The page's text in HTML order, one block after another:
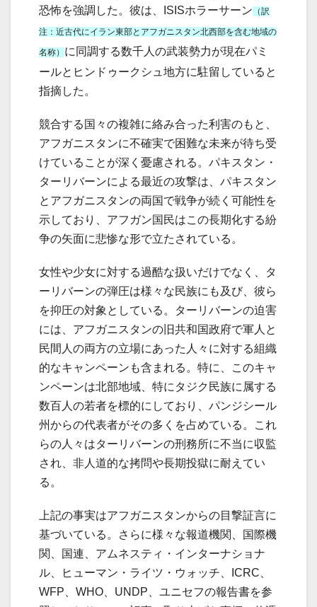
恐怖を強調した。彼は、ISISホラーサーン （訳
注：近古代にイラン東部とアフガニスタン北西部を含む地域の
名称） に同調する数千人の武装勢力が現在パミ
ールとヒンドゥークシュ地方に駐留していると
指摘した。
競合する国々の複雑に絡み合った利害のもと、
アフガニスタンに不確実で困難な未来が待ち受
けていることが深く憂慮される。パキスタン・
ターリバーンによる最近の攻撃は、パキスタン
とアフガニスタンの両国で戦争が続く可能性を
示しており、アフガン国民はこの長期化する紛
争の矢面に悲惨な形で立たされている。
女性や少女に対する過酷な扱いだけでなく、タ
ーリバーンの弾圧は様々な民族にも及び、彼ら
を抑圧の対象としている。ターリバーンの迫害
には、アフガニスタンの旧共和国政府で軍人と
民間人の両方の立場にあった人々に対する組織
的なキャンペーンも含まれる。特に、このキャ
ンペーンは北部地域、特にタジク民族に属する
数百人の若者を標的にしており、パンジシール
州からの代表者がその多くを占めている。これ
らの人々はターリバーンの刑務所に不当に収監
され、非人道的な拷問や長期投獄に耐えてい
る。
上記の事実はアフガニスタンからの目撃証言に
基づいている。さらに様々な報道機関、国際機
関、国連、アムネスティ・インターナショナ
ル、ヒューマン・ライツ・ウォッチ、ICRC、
WFP、WHO、UNDP、ユニセフの報告書を参